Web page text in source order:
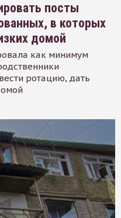
посты
в которых
домой
как минимум
ротацию, дать